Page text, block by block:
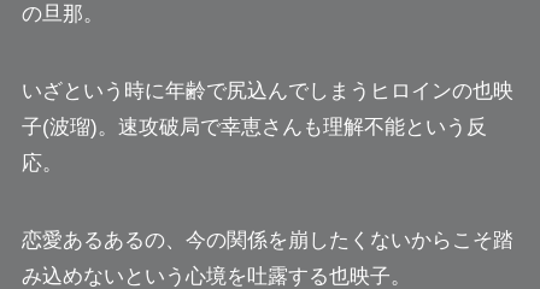
の旦那。
いざという時に年齢で尻込んでしまうヒロインの也映
子(波瑠)。速攻破局で幸恵さんも理解不能という反
応。
恋愛あるあるの、今の関係を崩したくないからこそ踏
み込めないという心境を吐露する也映子。